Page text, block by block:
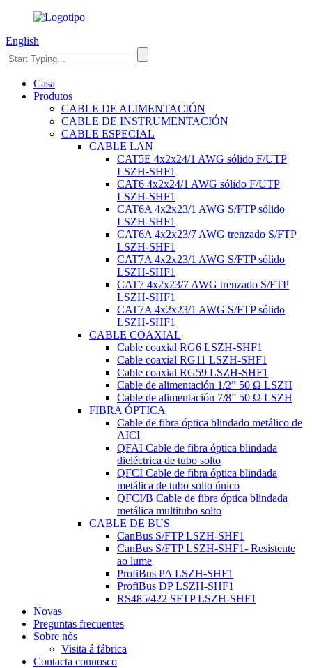
English
Casa
Produtos
CABLE DE ALIMENTACIÓN
CABLE DE INSTRUMENTACIÓN
CABLE ESPECIAL
CABLE LAN
CAT5E 4x2x24/1 AWG sólido F/UTP
LSZH-SHF1
CAT6 4x2x24/1 AWG sólido F/UTP
LSZH-SHF1
CAT6A 4x2x23/1 AWG S/FTP sólido
LSZH-SHF1
CAT6A 4x2x23/7 AWG trenzado S/FTP
LSZH-SHF1
CAT7A 4x2x23/1 AWG S/FTP sólido
LSZH-SHF1
CAT7 4x2x23/7 AWG trenzado S/FTP
LSZH-SHF1
CAT7A 4x2x23/1 AWG S/FTP sólido
LSZH-SHF1
CABLE COAXIAL
Cable coaxial RG6 LSZH-SHF1
Cable coaxial RG11 LSZH-SHF1
Cable coaxial RG59 LSZH-SHF1
Cable de alimentación 1/2” 50 Ω LSZH
Cable de alimentación 7/8” 50 Ω LSZH
FIBRA ÓPTICA
Cable de fibra óptica blindado metálico de
AICI
QFAI Cable de fibra óptica blindada
dieléctrica de tubo solto
QFCI Cable de fibra óptica blindada
metálica de tubo solto único
QFCI/B Cable de fibra óptica blindada
metálica multitubo solto
CABLE DE BUS
CanBus S/FTP LSZH-SHF1
CanBus S/FTP LSZH-SHF1- Resistente
ao lume
ProfiBus PA LSZH-SHF1
ProfiBus DP LSZH-SHF1
RS485/422 SFTP LSZH-SHF1
Novas
Preguntas frecuentes
Sobre nós
Visita á fábrica
Contacta connosco